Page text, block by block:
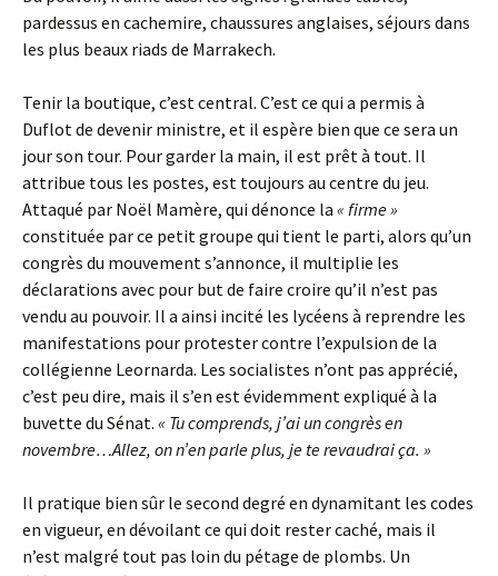
pardessus en cachemire, chaussures anglaises, séjours dans
les plus beaux riads de Marrakech.
Tenir la boutique, c’est central. C’est ce qui a permis à
Duflot de devenir ministre, et il espère bien que ce sera un
jour son tour. Pour garder la main, il est prêt à tout. Il
attribue tous les postes, est toujours au centre du jeu.
Attaqué par Noël Mamère, qui dénonce la « firme »
constituée par ce petit groupe qui tient le parti, alors qu’un
congrès du mouvement s’annonce, il multiplie les
déclarations avec pour but de faire croire qu’il n’est pas
vendu au pouvoir. Il a ainsi incité les lycéens à reprendre les
manifestations pour protester contre l’expulsion de la
collégienne Leornarda. Les socialistes n’ont pas apprécié,
c’est peu dire, mais il s’en est évidemment expliqué à la
buvette du Sénat. « Tu comprends, j’ai un congrès en
novembre…Allez, on n’en parle plus, je te revaudrai ça. »
Il pratique bien sûr le second degré en dynamitant les codes
en vigueur, en dévoilant ce qui doit rester caché, mais il
n’est malgré tout pas loin du pétage de plombs. Un